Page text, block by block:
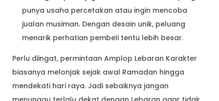
punya usaha percetakan atau ingin mencoba
jualan musiman. Dengan desain unik, peluang
menarik perhatian pembeli tentu lebih besar.
Perlu diingat, permintaan Amplop Lebaran Karakter
biasanya melonjak sejak awal Ramadan hingga
mendekati hari raya. Jadi sebaiknya jangan